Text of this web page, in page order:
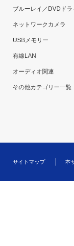
ブルーレイ／DVDドラ
ネットワークカメラ
USBメモリー
有線LAN
オーディオ関連
その他カテゴリー一覧
サイトマップ 本